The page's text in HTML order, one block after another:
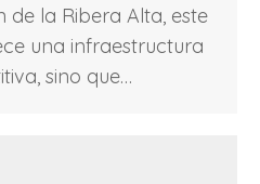
de la Ribera Alta, este
una infraestructura
sino que…